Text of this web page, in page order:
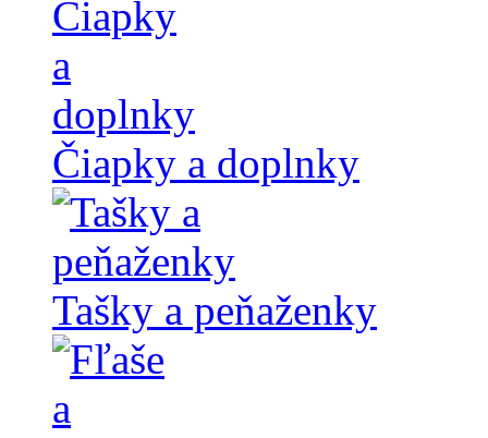
Čiapky a doplnky
Tašky a peňaženky